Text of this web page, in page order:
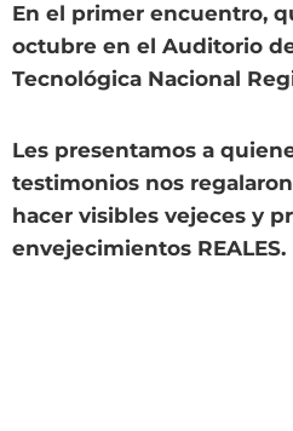
En el primer encuentro,
octubre en el Auditorio
Tecnológica Nacional
Les presentamos a
testimonios nos
hacer visibles vejeces y
envejecimientos REALES.